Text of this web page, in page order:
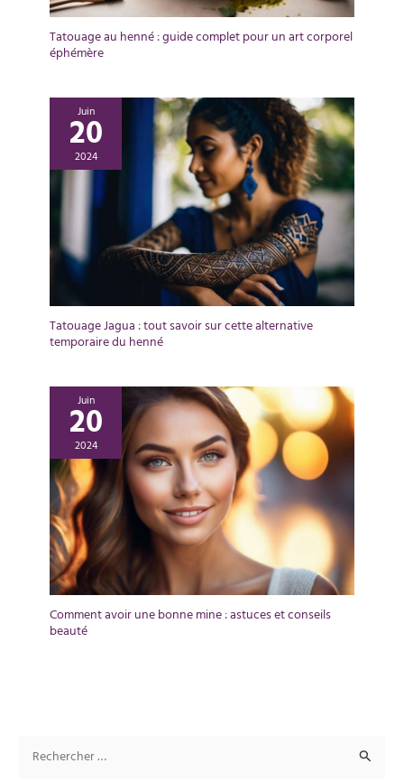
Tatouage au henné : guide complet pour un art corporel
éphémère
Juin
20
2024
Tatouage Jagua : tout savoir sur cette alternative
temporaire du henné
Juin
20
2024
Comment avoir une bonne mine : astuces et conseils
beauté